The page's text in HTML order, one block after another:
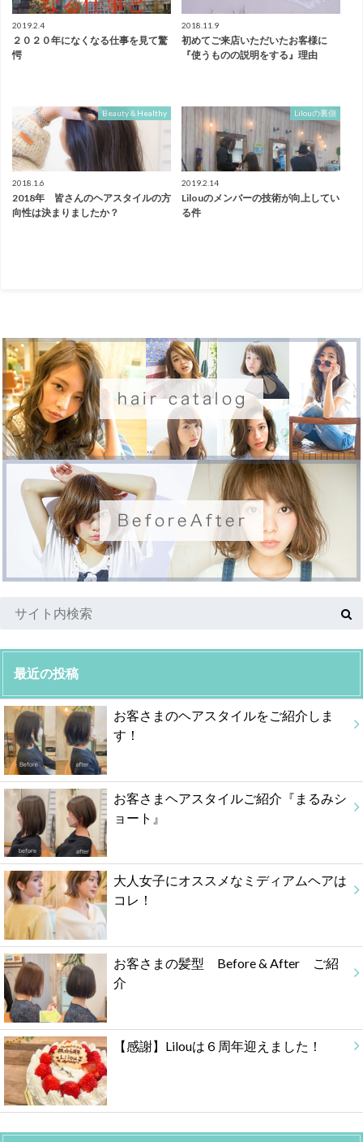
2019.2.4
２０２０年になくなる仕事を見て驚
愕
2018.11.9
初めてご来店いただいたお客様に
『使うものの説明をする』理由
Beauty＆Healthy
2018.1.6
2018年 皆さんのヘアスタイルの方
向性は決まりましたか？
Lilouの裏側
2019.2.14
Lilouのメンバーの技術が向上してい
る件
最近の投稿
お客さまのヘアスタイルをご紹介しま
す！
お客さまヘアスタイルご紹介『まるみシ
ョート』
大人女子にオススメなミディアムヘアは
コレ！
お客さまの髪型 Before & After ご紹
介
【感謝】Lilouは６周年迎えました！